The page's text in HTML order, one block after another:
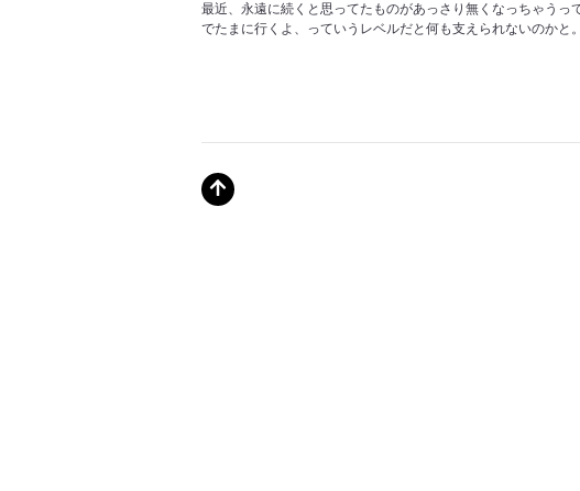
最近、永遠に続くと思ってたものがあっさり無くなっちゃう
でたまに行くよ、っていうレベルだと何も支えられないのかと